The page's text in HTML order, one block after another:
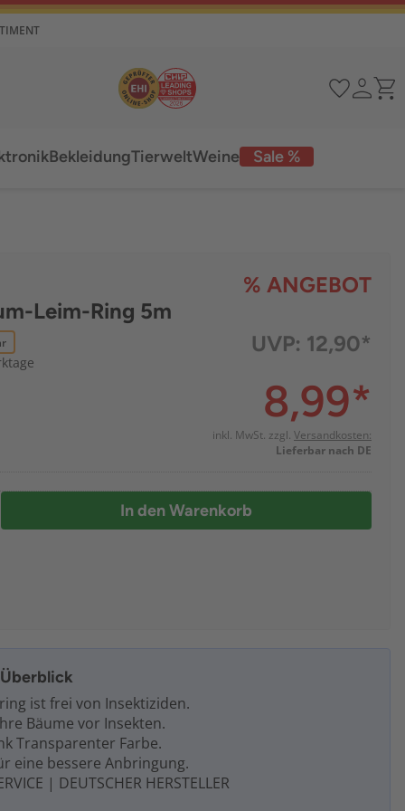
Sale %
BekleidungTierweltWeine
% ANGEBOT
Leim-Ring 5m
UVP: 12,90*
8,99*
inkl. MwSt. zzgl. Versandkosten:
Lieferbar nach DE
In den Warenkorb
ist frei von Insektiziden.
Bäume vor Insekten.
Transparenter Farbe.
eine bessere Anbringung.
| DEUTSCHER HERSTELLER